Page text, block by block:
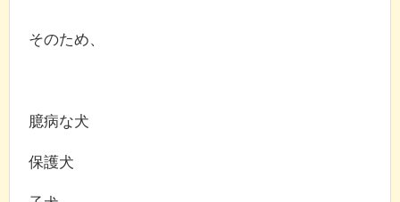
そのため、
臆病な犬
保護犬